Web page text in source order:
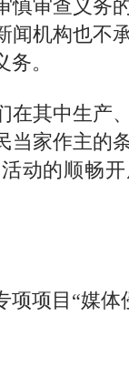
慎审查义务
闻机构也不
。
其中生产
当家作主的
动的顺畅
项目“媒体